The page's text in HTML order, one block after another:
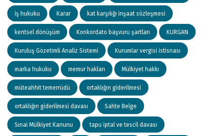
iş hukuku Karar kat karşılığı inşaat sözleşmesi
kentsel dönüşüm Konkordato başvuru şartları KURGAN
Kuruluş Gözetimli Analiz Sistemi Kurumlar vergisi istisnası
marka hukuku memur hakları Mülkiyet hakkı
müteahhit temerrüdü ortaklığın giderilmesi
ortaklığın giderilmesi davası Sahte Belge
Sınai Mülkiyet Kanunu tapu iptal ve tescil davası